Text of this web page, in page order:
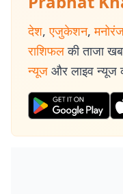
देश, एजुकेशन,
राशिफल की ताजा
न्यूज और लाइव न्यूज